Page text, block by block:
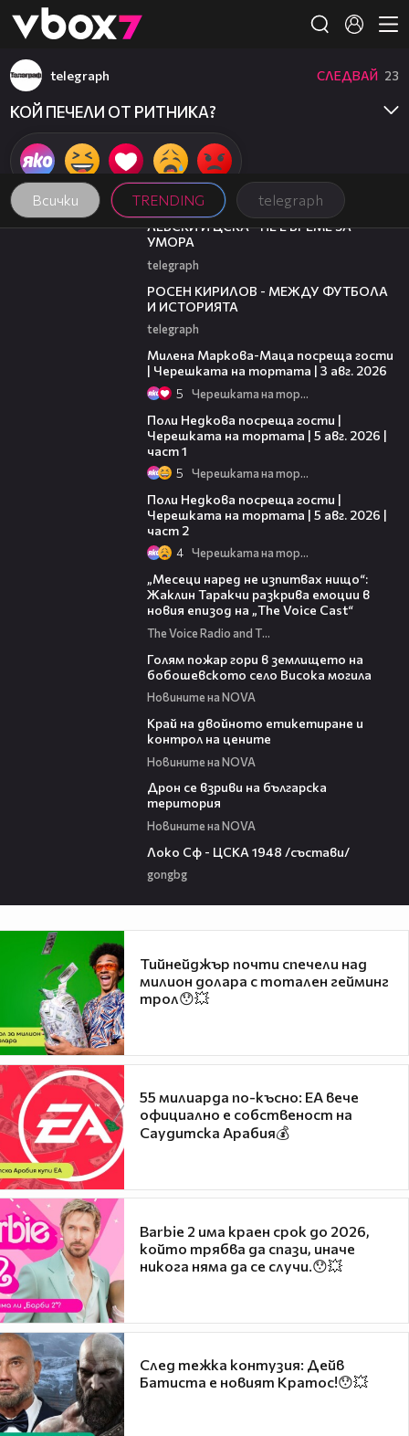
👾
Всички TRENDING telegraph
telegraph СЛЕДВАЙ 23
КОЙ ПЕЧЕЛИ ОТ РИТНИКА?
31:36
ЛЕВСКИ И ЦСКА - НЕ Е ВРЕМЕ ЗА
УМОРА
telegraph
РОСЕН КИРИЛОВ - МЕЖДУ ФУТБОЛА
И ИСТОРИЯТА
telegraph
Милена Маркова-Маца посреща гости
| Черешката на тортата | 3 авг. 2026
5 Черешката на тортата
Поли Недкова посреща гости |
Черешката на тортата | 5 авг. 2026 |
част 1
5 Черешката на тортата
Поли Недкова посреща гости |
Черешката на тортата | 5 авг. 2026 |
част 2
4 Черешката на тортата
„Месеци наред не изпитвах нищо“:
Жаклин Таракчи разкрива емоции в
новия епизод на „The Voice Cast“
The Voice Radio and TV Bulgaria
Голям пожар гори в землището на
бобошевското село Висока могила
Новините на NOVA
Край на двойното етикетиране и
контрол на цените
Новините на NOVA
Дрон се взриви на българска
територия
Новините на NOVA
Локо Сф - ЦСКА 1948 /състави/
gongbg
Тийнейджър почти спечели над
милион долара с тотален гейминг
трол😯💥
55 милиарда по-късно: EA вече
официално е собственост на
Саудитска Арабия💰
Barbie 2 има краен срок до 2026,
който трябва да спази, иначе
никога няма да се случи.😯💥
След тежка контузия: Дейв
Батиста е новият Кратос!😯💥